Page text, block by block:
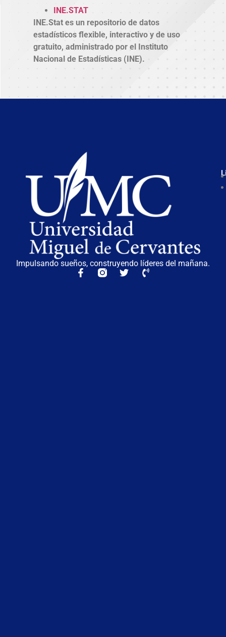
INE.STAT
INE.Stat es un repositorio de datos
estadísticos flexible, interactivo y de uso
gratuito, administrado por el Instituto
Nacional de Estadísticas (INE).
Impulsando sueños, construyendo líderes del mañana.